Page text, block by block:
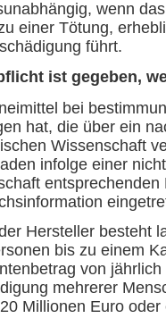
wenn
einer Tötung,
führt.
ist gegeben,
bei
hat, die über ein
Wissenschaft
infolge einer
Hersteller besteht
bis zu einem
von
mehrerer
Millionen Euro